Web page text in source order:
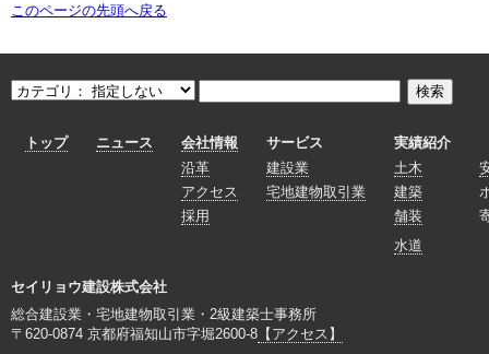
このページの先頭へ戻る
トップ ニュース 会社情報 サービス
実績紹介
沿革
建設業 土木
アクセス
宅地建物取引業 建築
採用
舗装
水道
セイリョウ建設株式会社
総合建設業・宅地建物取引業・2級建築士事務所
〒620-0874 京都府福知山市字堀2600-8 【アクセス】